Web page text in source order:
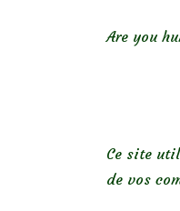
Are you
Ce site
de vos